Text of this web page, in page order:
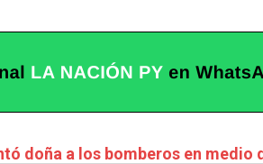
doña a los bomberos en medio